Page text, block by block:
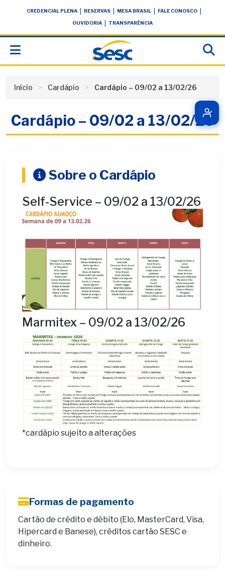
conteúdoCREDENCIAL PLENA RESERVAS MESA BRASIL FALE CONOSCO
OUVIDORIA TRANSPARÊNCIA
Início Cardápio Cardápio – 09/02 a 13/02/26
Cardápio – 09/02 a 13/02/26
Sobre o Cardápio
Self-Service – 09/02 a 13/02/26
Marmitex – 09/02 a 13/02/26
*cardápio sujeito a alterações
Formas de pagamento
Cartão de crédito e débito (Elo, MasterCard, Visa,
Hipercard e Banese), créditos cartão SESC e
dinheiro.